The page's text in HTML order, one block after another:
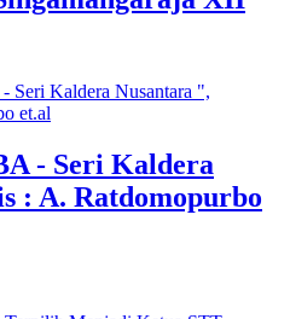
- Seri Kaldera
: A. Ratdomopurbo